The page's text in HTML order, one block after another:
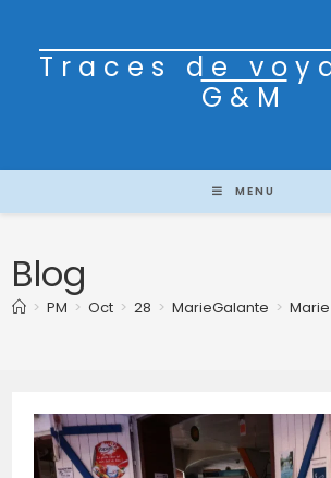
Traces de
G&M
MENU
Blog
> PM > Oct > 28 > MarieGalante >